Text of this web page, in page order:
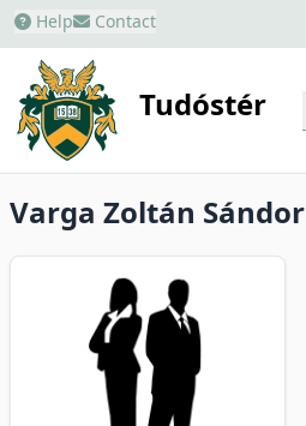
Help Contact
Tudóstér
Varga Zoltán Sándor